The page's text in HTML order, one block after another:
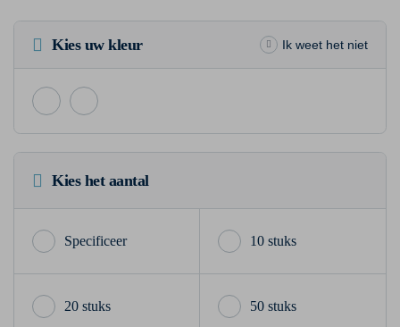
Kies uw kleur Ik weet het niet
Kies het aantal
10 stuks
20 stuks 50 stuks